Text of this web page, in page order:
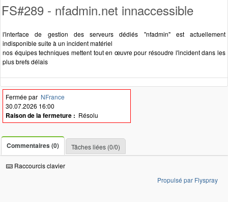
FS#289 - nfadmin.net innaccessible
l'interface de gestion des serveurs dédiés "nfadmin" est actuellement
indisponible suite à un incident matériel
nos équipes techniques mettent tout en œuvre pour résoudre l'incident dans les
plus brefs délais
Fermée par NFrance
30.07.2026 16:00
Raison de la fermeture : Résolu
Commentaires (0) Tâches liées (0/0)
Raccourcis clavier
Propulsé par Flyspray